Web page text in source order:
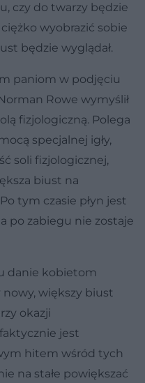
czy do twarzy będzie
ciężko wyobrazić sobie
będzie wyglądał.
paniom w podjęciu
Rowe wymyślił
fizjologiczną. Polega
specjalnej igły,
soli fizjologicznej,
biust na
tym czasie płyn jest
po zabiegu nie zostaje
danie kobietom
nowy, większy biust
okazji
jest
hitem wśród tych
na stałe powiększać